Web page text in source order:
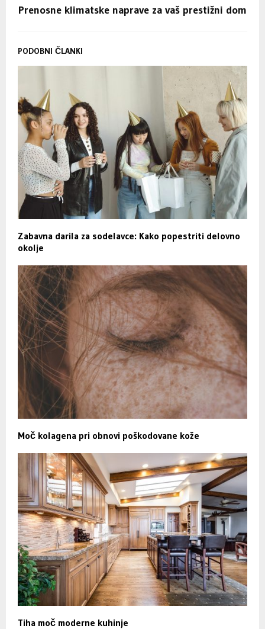
Prenosne klimatske naprave za vaš prestižni dom
PODOBNI ČLANKI
Zabavna darila za sodelavce: Kako popestriti delovno
okolje
Moč kolagena pri obnovi poškodovane kože
Tiha moč moderne kuhinje